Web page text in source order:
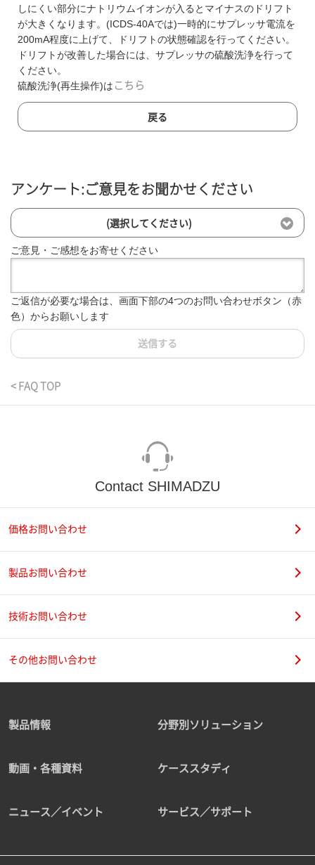
しにくい部分にナトリウムイオンが入るとマイナスのドリフト
が大きくなります。(ICDS-40Aでは)一時的にサプレッサ電流を
200mA程度に上げて、ドリフトの状態確認を行ってください。
ドリフトが改善した場合には、サプレッサの硫酸洗浄を行って
ください。
硫酸洗浄(再生操作)は こちら
戻る
アンケート:ご意見をお聞かせください
(選択してください)
ご意見・ご感想をお寄せください
ご返信が必要な場合は、画面下部の4つのお問い合わせボタン（赤
色）からお願いします
送信する
< FAQ TOP
Contact SHIMADZU
価格お問い合わせ
製品お問い合わせ
技術お問い合わせ
その他お問い合わせ
製品情報 分野別ソリューション
動画・各種資料 ケーススタディ
ニュース／イベント サービス／サポート